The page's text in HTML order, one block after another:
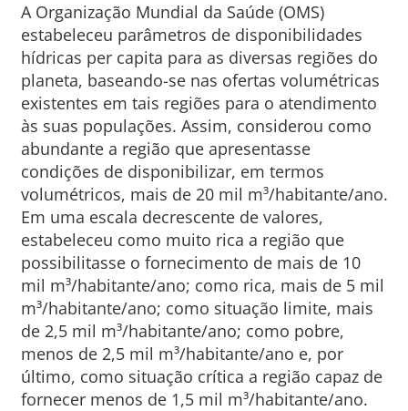
A Organização Mundial da Saúde (OMS)
estabeleceu parâmetros de disponibilidades
hídricas per capita para as diversas regiões do
planeta, baseando-se nas ofertas volumétricas
existentes em tais regiões para o atendimento
às suas populações. Assim, considerou como
abundante a região que apresentasse
condições de disponibilizar, em termos
volumétricos, mais de 20 mil m³/habitante/ano.
Em uma escala decrescente de valores,
estabeleceu como muito rica a região que
possibilitasse o fornecimento de mais de 10
mil m³/habitante/ano; como rica, mais de 5 mil
m³/habitante/ano; como situação limite, mais
de 2,5 mil m³/habitante/ano; como pobre,
menos de 2,5 mil m³/habitante/ano e, por
último, como situação crítica a região capaz de
fornecer menos de 1,5 mil m³/habitante/ano.